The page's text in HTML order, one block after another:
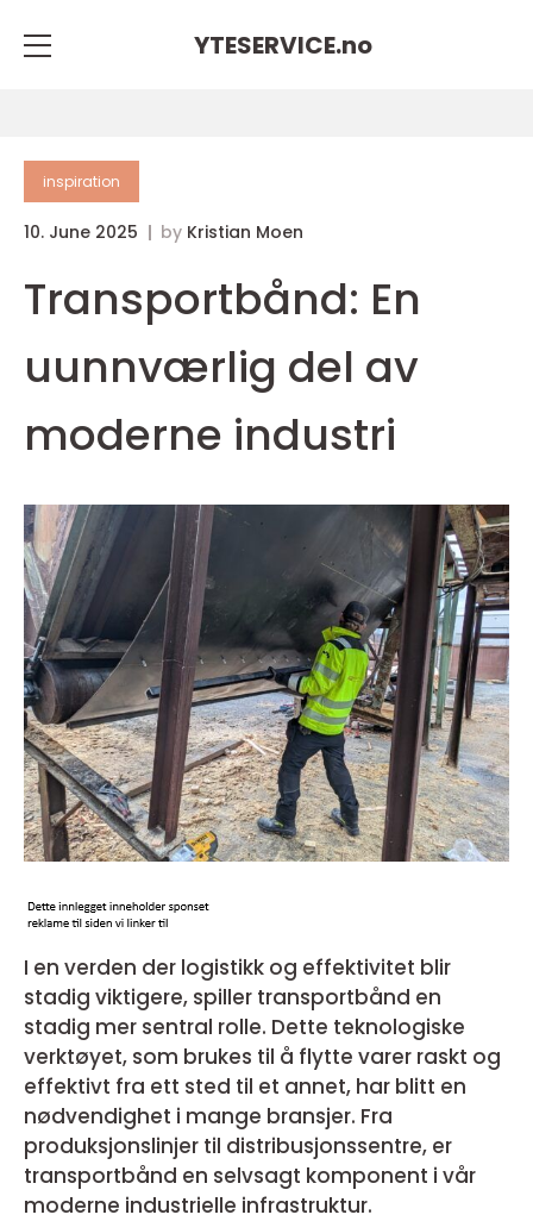
YTESERVICE.no
inspiration
10. June 2025 by Kristian Moen
Transportbånd: En
uunnværlig del av
moderne industri
I en verden der logistikk og effektivitet blir
stadig viktigere, spiller transportbånd en
stadig mer sentral rolle. Dette teknologiske
verktøyet, som brukes til å flytte varer raskt og
effektivt fra ett sted til et annet, har blitt en
nødvendighet i mange bransjer. Fra
produksjonslinjer til distribusjonssentre, er
transportbånd en selvsagt komponent i vår
moderne industrielle infrastruktur.